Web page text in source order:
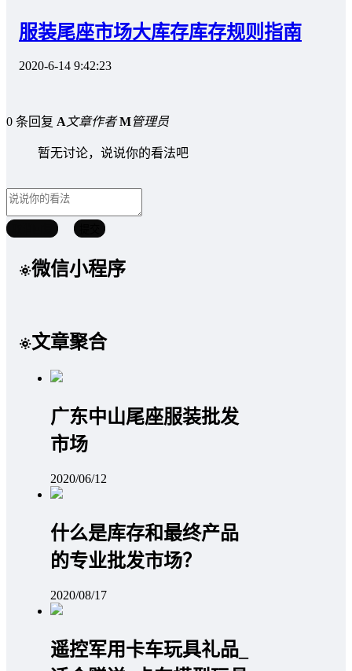
服装尾座市场大库存库存规则指南
2020-6-14 9:42:23
0 条回复 A文章作者 M管理员
暂无讨论，说说你的看法吧
微信小程序
文章聚合
广东中山尾座服装批发
市场
2020/06/12
什么是库存和最终产品
的专业批发市场？
2020/08/17
遥控军用卡车玩具礼品_